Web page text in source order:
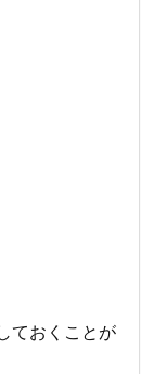
ておくことが